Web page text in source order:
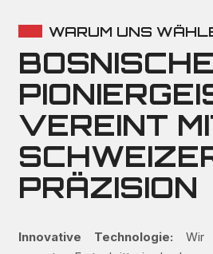
WARUM UNS
VEREINT
PRÄZISION
Innovative Technologie: Wir